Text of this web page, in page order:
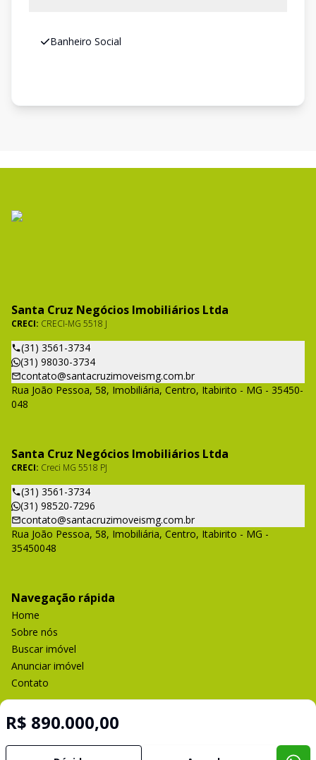
Banheiro Social
R$ 890.000,00
Santa Cruz Negócios Imobiliários Ltda
CRECI: CRECI-MG 5518 J
(31) 3561-3734
(31) 98030-3734
contato@santacruzimoveismg.com.br
Rua João Pessoa, 58, Imobiliária, Centro, Itabirito - MG - 35450-
048
Santa Cruz Negócios Imobiliários Ltda
CRECI: Creci MG 5518 PJ
(31) 3561-3734
(31) 98520-7296
contato@santacruzimoveismg.com.br
Rua João Pessoa, 58, Imobiliária, Centro, Itabirito - MG -
35450048
Navegação rápida
Home
Sobre nós
Buscar imóvel
Anunciar imóvel
Contato
Selo de Tecnologia Loft